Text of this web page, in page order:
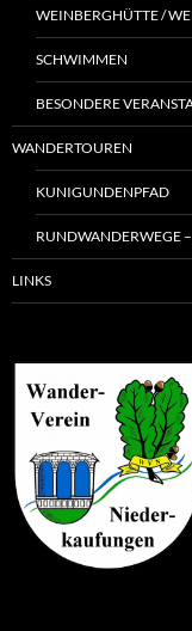
WEINBERGHÜTTE /
SCHWIMMEN
BESONDERE
WANDERTOUREN
KUNIGUNDENPFAD
RUNDWANDERWEGE
LINKS